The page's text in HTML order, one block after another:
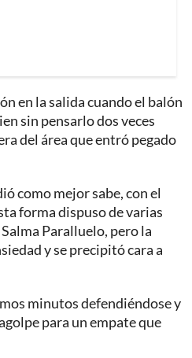
en la salida cuando el balón
sin pensarlo dos veces
del área que entró pegado
como mejor sabe, con el
forma dispuso de varias
Paralluelo, pero la
y se precipitó cara a
minutos defendiéndose y
para un empate que